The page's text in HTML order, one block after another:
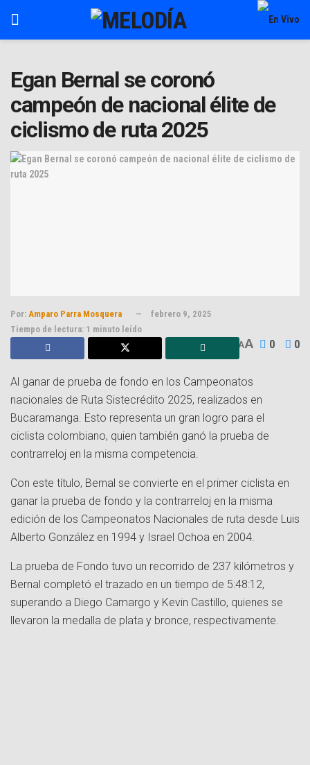
Egan Bernal se coronó
campeón de nacional élite de
ciclismo de ruta 2025
Por: Amparo Parra Mosquera
febrero 9, 2025
Tiempo de lectura: 1 minuto leído
AA 0 0
Al ganar de prueba de fondo en los Campeonatos
nacionales de Ruta Sistecrédito 2025, realizados en
Bucaramanga. Esto representa un gran logro para el
ciclista colombiano, quien también ganó la prueba de
contrarreloj en la misma competencia.
Con este título, Bernal se convierte en el primer ciclista en
ganar la prueba de fondo y la contrarreloj en la misma
edición de los Campeonatos Nacionales de ruta desde Luis
Alberto González en 1994 y Israel Ochoa en 2004.
La prueba de Fondo tuvo un recorrido de 237 kilómetros y
Bernal completó el trazado en un tiempo de 5:48:12,
superando a Diego Camargo y Kevin Castillo, quienes se
llevaron la medalla de plata y bronce, respectivamente.